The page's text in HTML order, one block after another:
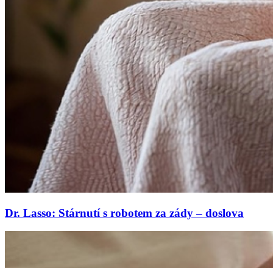
Dr. Lasso: Stárnutí s robotem za zády – doslova